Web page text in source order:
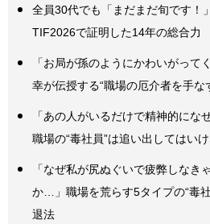
全員30代でも「まだまだ旬です！
TIF2026で証明した14年の総合力
「お局が孫のようにかわいがって
幸が伝授する“職場の厄介者を手な
「あの人がいるだけで精神的にな
職場の“毒社員”は追い出してはい
「なぜ私が尻ぬぐいで疲弊しなき
か…」職場を荒らす5タイプの“毒
退法